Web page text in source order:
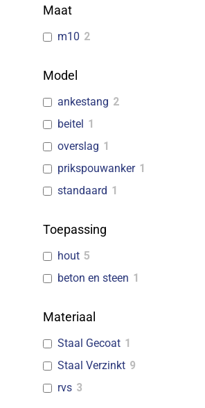
Maat
m10 2
Model
ankestang 2
beitel 1
overslag 1
prikspouwanker 1
standaard 1
Toepassing
hout 5
beton en steen 1
Materiaal
Staal Gecoat 1
Staal Verzinkt 9
rvs 3